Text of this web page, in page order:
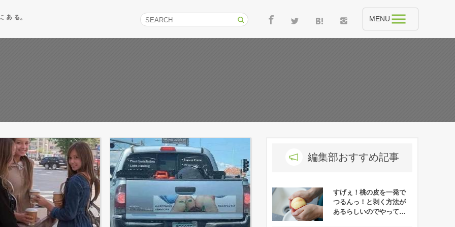
MENU
編集部おすすめ記事
すげぇ！桃の皮を一発で
つるんっ！と剥く方法が
あるらしいのでやってみ